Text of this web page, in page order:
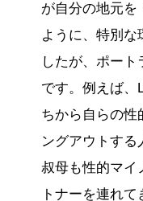
が自分の地元を
ように、特別
したが、ポー
です。例えば、
ちから自らの性
ングアウトす
叔母も性的マイ
トナーを連れ